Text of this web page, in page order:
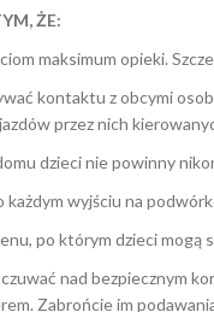
ŻE:
maksimum opieki.
kontaktu z obcymi
przez nich
dzieci nie powinny
wyjściu na
po którym dzieci mogą
nad bezpiecznym
Zabrońcie im